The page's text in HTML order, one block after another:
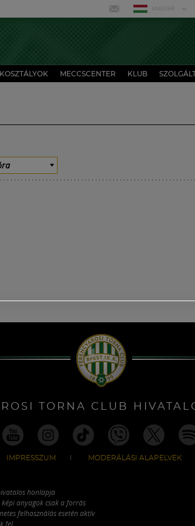
MAGYAR
MECCSCENTER KLUB
TORNA CLUB
IMPRESSZUM MODERÁLÁSI ALAPELVEK
honlapja
anyagok csak a forrás
felhasználás esetén aktív
fel.